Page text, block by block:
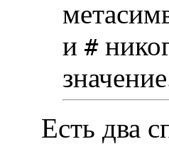
и #
Есть два